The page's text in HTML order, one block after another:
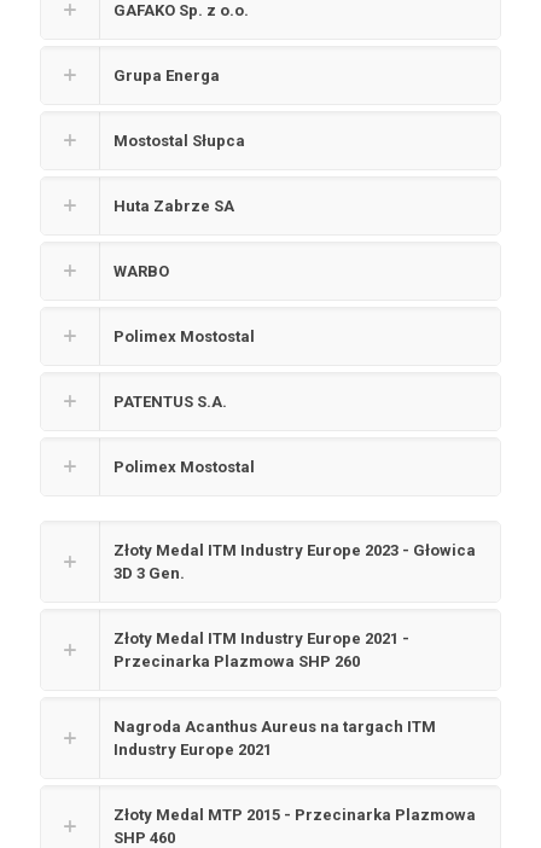
GAFAKO Sp. z o.o.
Grupa Energa
Mostostal Słupca
Huta Zabrze SA
WARBO
Polimex Mostostal
PATENTUS S.A.
Polimex Mostostal
Złoty Medal ITM Industry Europe 2023 - Głowica
3D 3 Gen.
Złoty Medal ITM Industry Europe 2021 -
Przecinarka Plazmowa SHP 260
Nagroda Acanthus Aureus na targach ITM
Industry Europe 2021
Złoty Medal MTP 2015 - Przecinarka Plazmowa
SHP 460